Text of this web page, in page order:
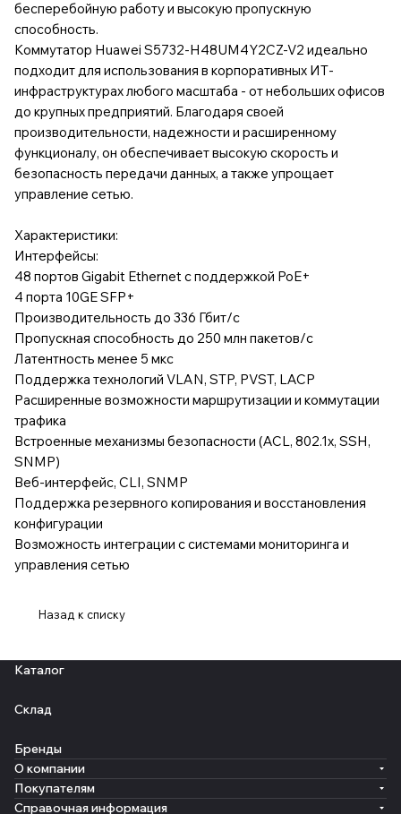
бесперебойную работу и высокую пропускную
способность.
Коммутатор Huawei S5732-H48UM4Y2CZ-V2 идеально
подходит для использования в корпоративных ИТ-
инфраструктурах любого масштаба - от небольших офисов
до крупных предприятий. Благодаря своей
производительности, надежности и расширенному
функционалу, он обеспечивает высокую скорость и
безопасность передачи данных, а также упрощает
управление сетью.
Характеристики:
Интерфейсы:
48 портов Gigabit Ethernet с поддержкой PoE+
4 порта 10GE SFP+
Производительность до 336 Гбит/с
Пропускная способность до 250 млн пакетов/с
Латентность менее 5 мкс
Поддержка технологий VLAN, STP, PVST, LACP
Расширенные возможности маршрутизации и коммутации
трафика
Встроенные механизмы безопасности (ACL, 802.1x, SSH,
SNMP)
Веб-интерфейс, CLI, SNMP
Поддержка резервного копирования и восстановления
конфигурации
Возможность интеграции с системами мониторинга и
управления сетью
Назад к списку
Каталог
Склад
Бренды
О компании
Покупателям
Справочная информация